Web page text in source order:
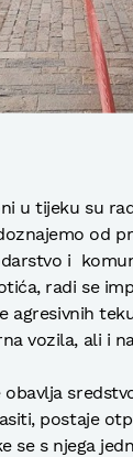
u tijeku su
od
i
radi se
agresivnih
vozila, ali i
obavlja
postaje
se s njega